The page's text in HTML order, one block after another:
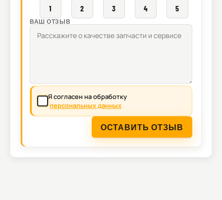
1 2 3 4 5
ВАШ ОТЗЫВ
Я согласен на обработку
персональных данных
ОСТАВИТЬ ОТЗЫВ